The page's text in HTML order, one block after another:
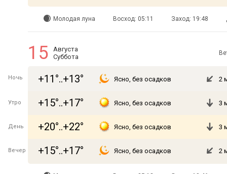
Молодая луна Восход: 05:11 Заход: 19:48
15
Августа
Суббота
Ночь +11°..+13° Ясно, без осадков 2
Утро +15°..+17° Ясно, без осадков 3
День +20°..+22° Ясно, без осадков 3
Вечер +15°..+17° Ясно, без осадков 2